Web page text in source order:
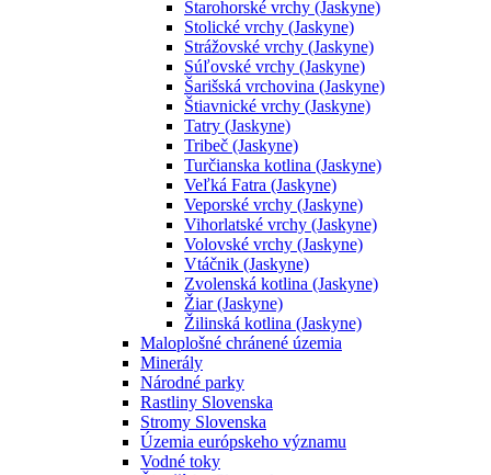
Starohorské vrchy (Jaskyne)
Stolické vrchy (Jaskyne)
Strážovské vrchy (Jaskyne)
Súľovské vrchy (Jaskyne)
Šarišská vrchovina (Jaskyne)
Štiavnické vrchy (Jaskyne)
Tatry (Jaskyne)
Tribeč (Jaskyne)
Turčianska kotlina (Jaskyne)
Veľká Fatra (Jaskyne)
Veporské vrchy (Jaskyne)
Vihorlatské vrchy (Jaskyne)
Volovské vrchy (Jaskyne)
Vtáčnik (Jaskyne)
Zvolenská kotlina (Jaskyne)
Žiar (Jaskyne)
Žilinská kotlina (Jaskyne)
Maloplošné chránené územia
Minerály
Národné parky
Rastliny Slovenska
Stromy Slovenska
Územia európskeho významu
Vodné toky